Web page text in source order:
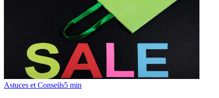
Astuces et Conseils5 min